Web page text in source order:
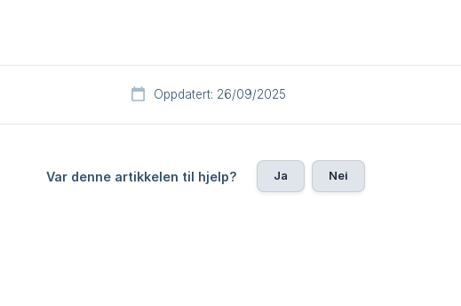
Oppdatert: 26/09/2025
Var denne artikkelen til hjelp? Ja Nei